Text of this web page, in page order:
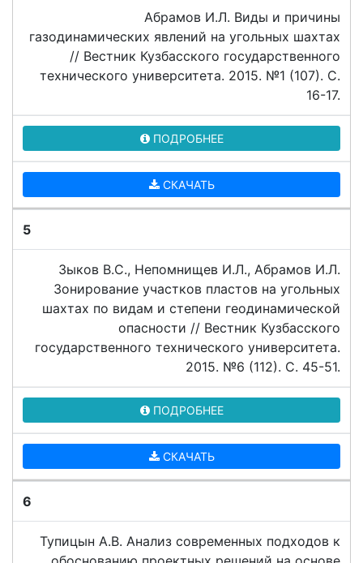
Абрамов И.Л. Виды и причины
газодинамических явлений на угольных шахтах
// Вестник Кузбасского государственного
технического университета. 2015. №1 (107). C.
16-17.
ПОДРОБНЕЕ
СКАЧАТЬ
5
Зыков В.С., Непомнищев И.Л., Абрамов И.Л.
Зонирование участков пластов на угольных
шахтах по видам и степени геодинамической
опасности // Вестник Кузбасского
государственного технического университета.
2015. №6 (112). C. 45-51.
ПОДРОБНЕЕ
СКАЧАТЬ
6
Тупицын А.В. Анализ современных подходов к